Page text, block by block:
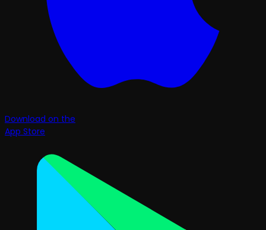
Download on the
App Store